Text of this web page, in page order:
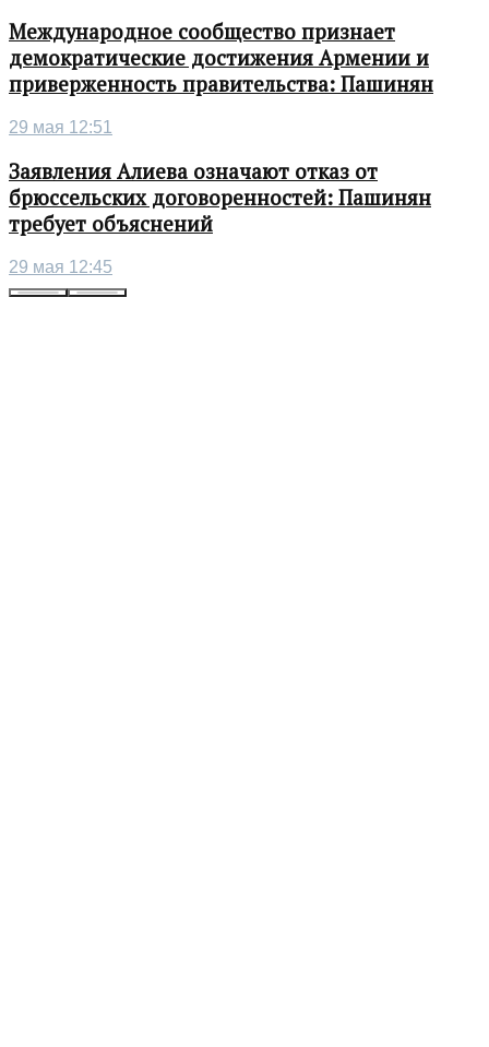
Международное сообщество признает
демократические достижения Армении и
приверженность правительства: Пашинян
29 мая 12:51
Заявления Алиева означают отказ от
брюссельских договоренностей: Пашинян
требует объяснений
29 мая 12:45